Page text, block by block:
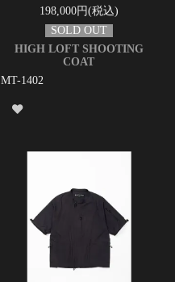
198,000円(税込)
HIGH LOFT SHOOTING
COAT
MT-1402